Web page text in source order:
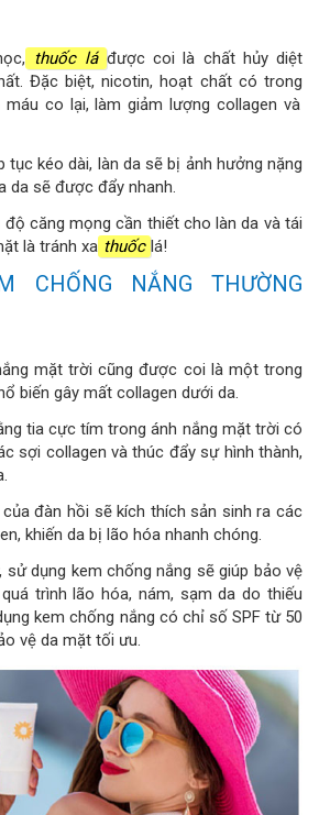
thuốc lá được coi là chất hủy diệt
Đặc biệt, nicotin, hoạt chất có trong
máu co lại, làm giảm lượng collagen và
tục kéo dài, làn da sẽ bị ảnh hưởng nặng
da sẽ được đẩy nhanh.
độ căng mọng cần thiết cho làn da và tái
là tránh xa thuốc lá!
CHỐNG NẮNG THƯỜNG
mặt trời cũng được coi là một trong
biến gây mất collagen dưới da.
tia cực tím trong ánh nắng mặt trời có
sợi collagen và thúc đẩy sự hình thành,
đàn hồi sẽ kích thích sản sinh ra các
khiến da bị lão hóa nhanh chóng.
sử dụng kem chống nắng sẽ giúp bảo vệ
trình lão hóa, nám, sạm da do thiếu
kem chống nắng có chỉ số SPF từ 50
vệ da mặt tối ưu.